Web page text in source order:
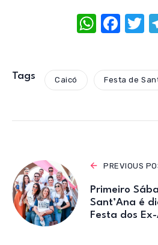
W
s
p
F
e
o
k
Tags Caicó Festa de
PREVIOUS
Primeiro
Sant’Ana é
Festa dos